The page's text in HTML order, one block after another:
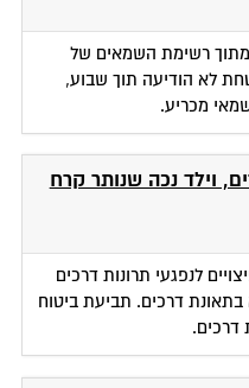
רשימת השמאים של
לא הודיעה תוך שבוע,
מכריע.
וילד נכה שנותר קרח
לנפגעי תרונות דרכים
דרכים. תביעת ביטוח
דרכים.